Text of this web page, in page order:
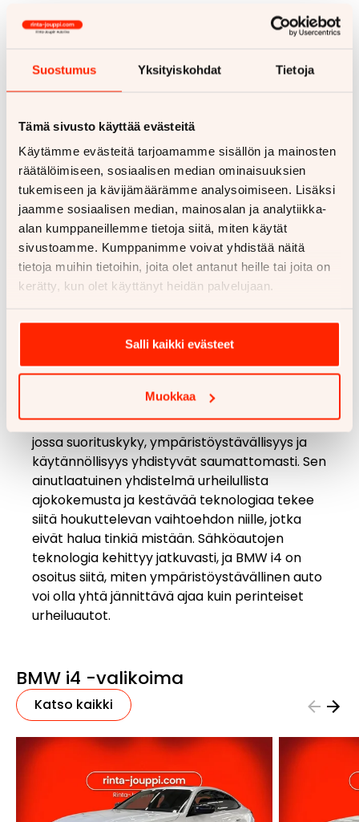
Suostumus Yksityiskohdat Tietoja
Tämä sivusto käyttää evästeitä
Käytämme evästeitä tarjoamamme sisällön ja mainosten
räätälöimiseen, sosiaalisen median ominaisuuksien
tukemiseen ja kävijämäärämme analysoimiseen. Lisäksi
jaamme sosiaalisen median, mainosalan ja analytiikka-
alan kumppaneillemme tietoja siitä, miten käytät
sivustoamme. Kumppanimme voivat yhdistää näitä
tietoja muihin tietoihin, joita olet antanut heille tai joita on
kerätty, kun olet käyttänyt heidän palvelujaan.
Salli kaikki evästeet
Muokkaa
lainkaan.
Talviolosuhteet vaikuttavat
toimintasäteeseen, mutta BMW i4:ssä on
optimoi akun ja matkustamon lämmityksen.
että auto on valmis ajoon optimaalisessa
lämpötilassa. Meidänajoneuvohaustamme
voit tutustua saatavilla oleviin BMW-malleihin
ja vertailla eri vaihtoehtoja.
Teknologia ja käyttöliittymä on suunniteltu
sähköauton erityispiirteet huomioon ottaen.
BMW iDrive -järjestelmä näyttää
Älypuhelinsovellus mahdollistaa auton
etähallinnan, mukaan lukien latauksen
aloittamisen ja matkustamon esilämmityksen.
BMW i4 edustaa sähköautojen tulevaisuutta,
jossa suorituskyky, ympäristöystävällisyys ja
käytännöllisyys yhdistyvät saumattomasti. Sen
ainutlaatuinen yhdistelmä urheilullista
ajokokemusta ja kestävää teknologiaa tekee
siitä houkuttelevan vaihtoehdon niille, jotka
eivät halua tinkiä mistään. Sähköautojen
teknologia kehittyy jatkuvasti, ja BMW i4 on
osoitus siitä, miten ympäristöystävällinen auto
voi olla yhtä jännittävä ajaa kuin perinteiset
urheiluautot.
BMW i4 -valikoima
Katso kaikki